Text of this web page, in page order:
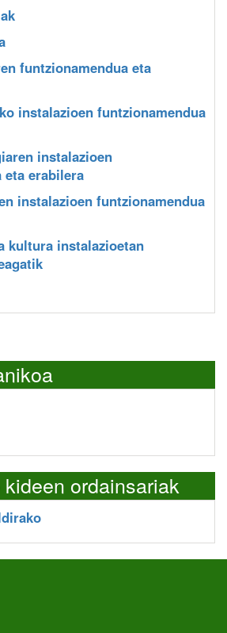
funtzionamendua eta
instalazioen funtzionamendua
instalazioen
eta erabilera
instalazioen funtzionamendua
kultura instalazioetan
ordainsariak